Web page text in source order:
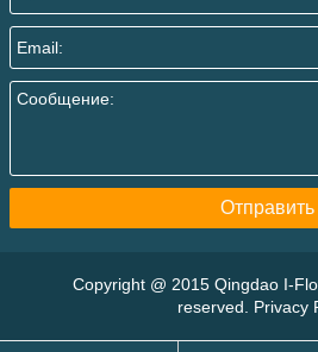
Отправить
Copyright @ 2015 Qingdao I-
reserved. Privacy